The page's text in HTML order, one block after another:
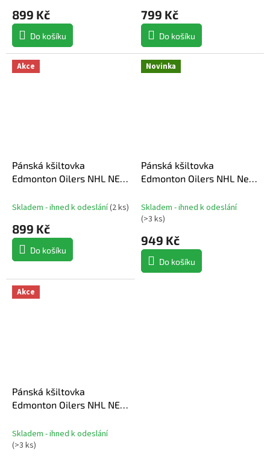
899 Kč
Do košíku
799 Kč
Do košíku
Akce
Pánská kšiltovka
Edmonton Oilers NHL NEW
Skladem - ihned k odeslání(2 ks)
899 Kč
Do košíku
Novinka
Pánská kšiltovka
Edmonton Oilers NHL New
Skladem - ihned k odeslání
(>3 ks)
949 Kč
Do košíku
Akce
Pánská kšiltovka
Edmonton Oilers NHL NEW
Skladem - ihned k odeslání
(>3 ks)